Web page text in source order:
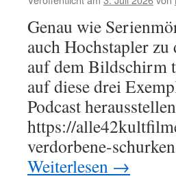
Genau wie
auch Hochstapler
auf dem Bildschirm
auf diese drei
Podcast
https://
verdorbene-
Weiterlesen →